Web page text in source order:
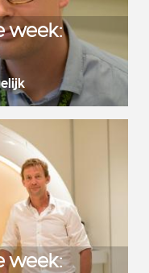
week:
week: